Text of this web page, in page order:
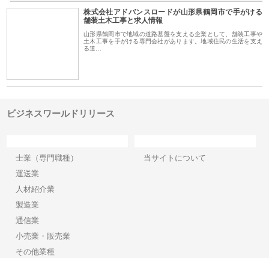
株式会社アドバンスロードが山形県鶴岡市で手がける
舗装土木工事と求人情報
山形県鶴岡市で地域の道路基盤を支える企業として、舗装工事や
土木工事を手がける専門会社があります。地域住民の生活を支え
る道…
ビジネスワールドリリース
士業（専門職種）
運送業
人材紹介業
製造業
通信業
小売業・販売業
その他業種
当サイトについて